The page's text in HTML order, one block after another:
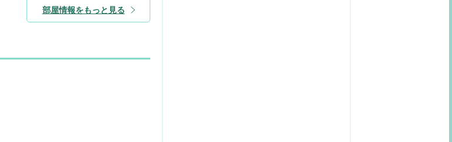
部屋情報をもっと見る